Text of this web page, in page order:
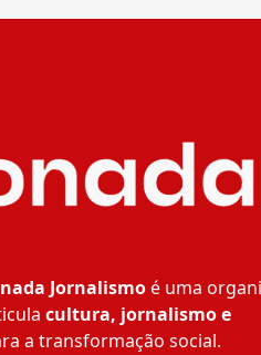
Jornalismoé uma
cultura, jornalismo e
a transformação social.